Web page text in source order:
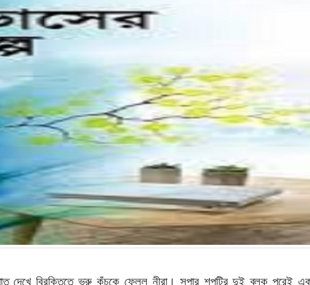
দেখে বিরক্তিতে ভ্রু কুঁচকে ফেলল নীরা। সুপার শপটির দুই ব্লক পরেই